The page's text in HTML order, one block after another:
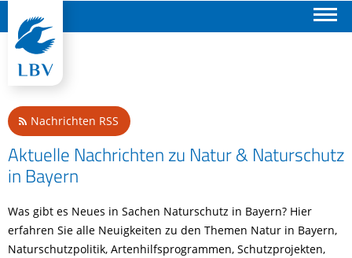
Nachrichten RSS
Aktuelle Nachrichten zu Natur & Naturschutz
in Bayern
Was gibt es Neues in Sachen Naturschutz in Bayern? Hier
erfahren Sie alle Neuigkeiten zu den Themen Natur in Bayern,
Naturschutzpolitik, Artenhilfsprogrammen, Schutzprojekten,